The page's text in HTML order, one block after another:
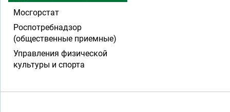
Мосгорстат
Роспотребнадзор
(общественные приемные)
Управления физической
культуры и спорта